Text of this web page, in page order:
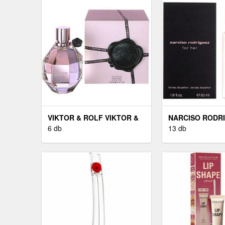
VIKTOR & ROLF VIKTOR &
ROLF FLOWERBOMB - EDP
6 db
NARCISO
NARCISO
13 db